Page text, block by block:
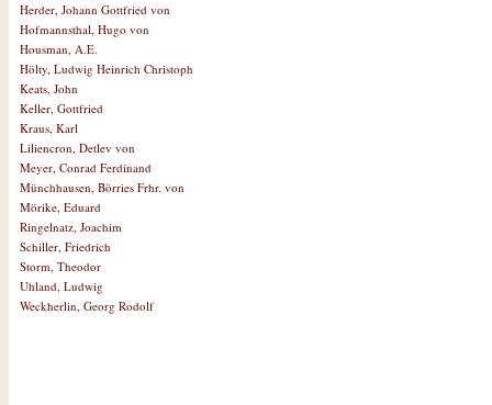
Herder, Johann Gottfried von
Hofmannsthal, Hugo von
Housman, A.E.
Hölty, Ludwig Heinrich Christoph
Keats, John
Keller, Gottfried
Kraus, Karl
Liliencron, Detlev von
Meyer, Conrad Ferdinand
Münchhausen, Börries Frhr. von
Mörike, Eduard
Ringelnatz, Joachim
Schiller, Friedrich
Storm, Theodor
Uhland, Ludwig
Weckherlin, Georg Rodolf